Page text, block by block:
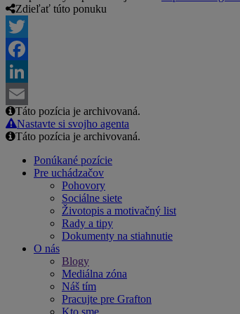
Zdieľať túto ponuku
Twitter
Facebook
LinkedIn
Email
Táto pozícia je archivovaná.
Nastavte si svojho agenta
Táto pozícia je archivovaná.
Ponúkané pozície
Pre uchádzačov
Pohovory
Sociálne siete
Životopis a motivačný list
Rady a tipy
Dokumenty na stiahnutie
O nás
Blogy
Mediálna zóna
Náš tím
Pracujte pre Grafton